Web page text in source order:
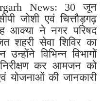
News: 30 जून
जोशी एवं चित्तौड़गढ़
आक्या ने नगर परिषद
शहरी सेवा शिविर का
विभिन्न विभागों
निरीक्षण कर आमजन को
योजनाओं की जानकारी